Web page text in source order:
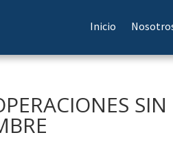
Inicio
SIN